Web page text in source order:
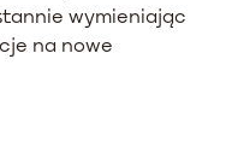
wymieniając
na nowe